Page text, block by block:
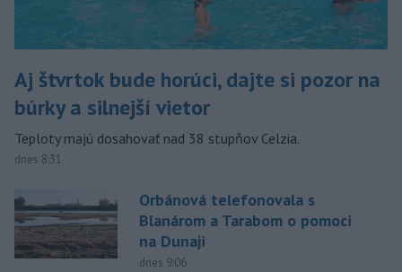
Aj štvrtok bude horúci, dajte si pozor na
búrky a silnejší vietor
Teploty majú dosahovať nad 38 stupňov Celzia.
dnes 8:31
Orbánová telefonovala s
Blanárom a Tarabom o pomoci
na Dunaji
dnes 9:06